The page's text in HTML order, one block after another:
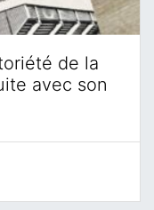
de la
avec son